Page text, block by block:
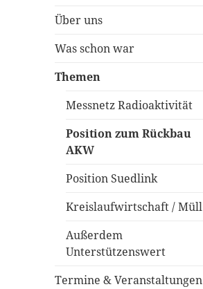
Über uns
Was schon war
Themen
Messnetz Radioaktivität
Position zum Rückbau
AKW
Position Suedlink
Kreislaufwirtschaft / Müll
Außerdem
Unterstützenswert
Termine & Veranstaltungen